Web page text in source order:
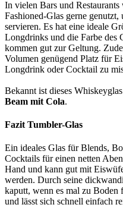
In vielen Bars und
Fashioned-Glas gerne
servieren. Es hat eine ideale
Longdrinks und die Farbe des
kommen gut zur Geltung.
Volumen genügend Platz für
Longdrink oder Cocktail zu
Bekannt ist dieses
Beam mit Cola.
Fazit Tumbler-Glas
Ein ideales Glas für Blends,
Cocktails für einen netten
Hand und kann gut mit
werden. Durch seine
kaputt, wenn es mal zu Boden
und lässt sich schnell einfach